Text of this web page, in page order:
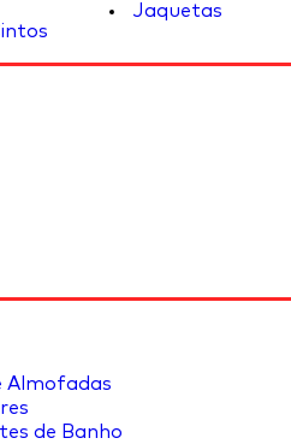
Jaquetas
Almofadas
de Banho